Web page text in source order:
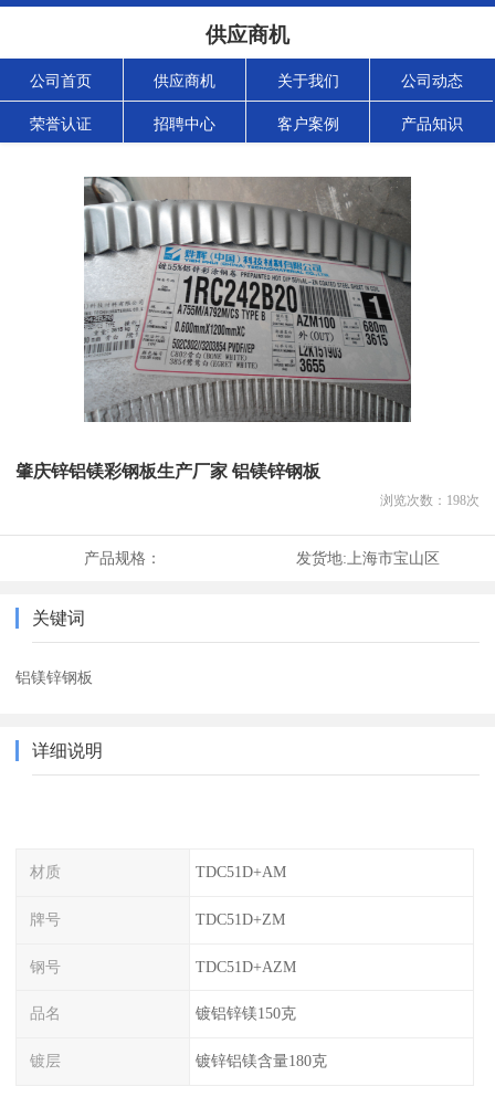
供应商机
公司首页 供应商机 关于我们 公司动态
荣誉认证 招聘中心 客户案例 产品知识
肇庆锌铝镁彩钢板生产厂家 铝镁锌钢板
浏览次数： 198次
产品规格： 发货地: 上海市宝山区
关键词
铝镁锌钢板
详细说明
材质 TDC51D+AM
牌号 TDC51D+ZM
钢号 TDC51D+AZM
品名 镀铝锌镁150克
镀层 镀锌铝镁含量180克